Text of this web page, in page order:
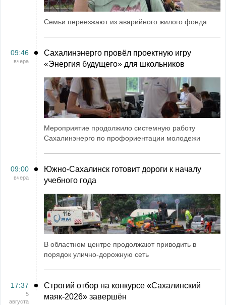
Семьи переезжают из аварийного жилого фонда
09:46
вчера
Сахалинэнерго провёл проектную игру
«Энергия будущего» для школьников
Мероприятие продолжило системную работу
Сахалинэнерго по профориентации молодежи
09:00
вчера
Южно-Сахалинск готовит дороги к началу
учебного года
В областном центре продолжают приводить в
порядок улично-дорожную сеть
17:37
5
августа
Строгий отбор на конкурсе «Сахалинский
маяк‑2026» завершён